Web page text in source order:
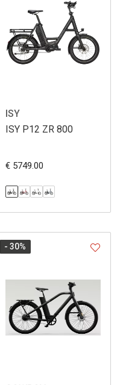
ISY
ISY P12 ZR 800
€ 5749.00
- 30%